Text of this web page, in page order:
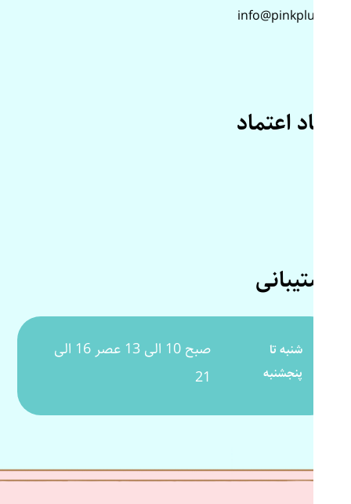
info@pinkplus.ir
نماد اعتماد
پشتیبانی
شنبه تا
پنجشنبه
صبح 10 الی 13 عصر 16 الی
21